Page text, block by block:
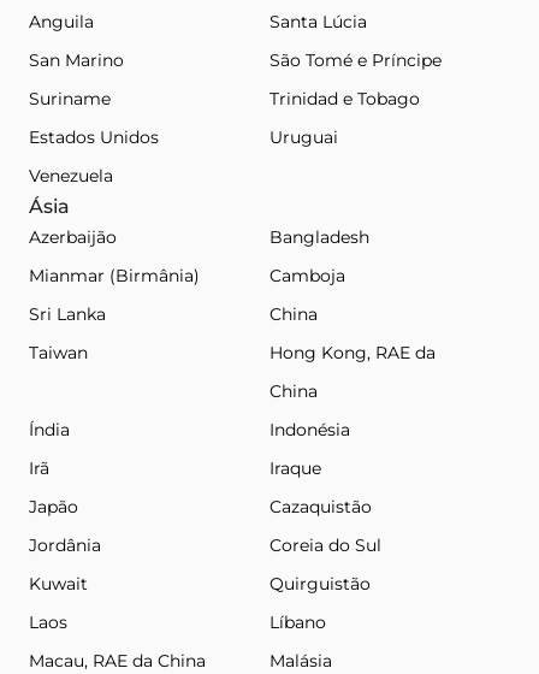
Anguila
Santa Lúcia
San Marino
São Tomé e Príncipe
Suriname
Trinidad e Tobago
Estados Unidos
Uruguai
Venezuela
Ásia
Azerbaijão
Bangladesh
Mianmar (Birmânia)
Camboja
Sri Lanka
China
Taiwan
Hong Kong, RAE da
China
Índia
Indonésia
Irã
Iraque
Japão
Cazaquistão
Jordânia
Coreia do Sul
Kuwait
Quirguistão
Laos
Líbano
Macau, RAE da China
Malásia